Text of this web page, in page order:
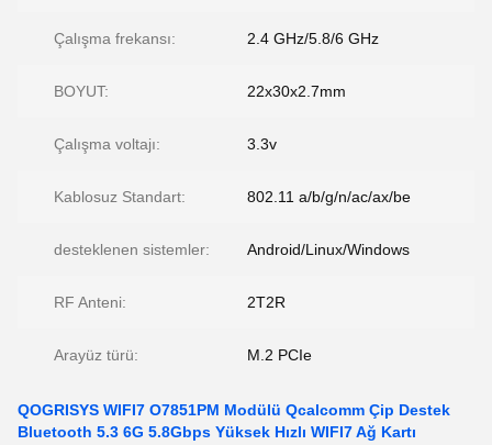
Çalışma frekansı: 2.4 GHz/5.8/6 GHz
BOYUT: 22x30x2.7mm
Çalışma voltajı: 3.3v
Kablosuz Standart: 802.11 a/b/g/n/ac/ax/be
desteklenen sistemler: Android/Linux/Windows
RF Anteni: 2T2R
Arayüz türü: M.2 PCIe
QOGRISYS WIFI7 O7851PM Modülü Qcalcomm Çip Destek
Bluetooth 5.3 6G 5.8Gbps Yüksek Hızlı WIFI7 Ağ Kartı